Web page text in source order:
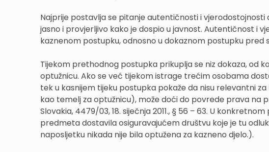
Najprije postavlja se pitanje autentičnosti i vjerodostojnosti
jasno i provjerljivo kako je dospio u javnost. Autentičnost i
kaznenom postupku, odnosno u dokaznom postupku pred
Tijekom prethodnog postupka prikuplja se niz dokaza, od
optužnicu. Ako se već tijekom istrage trećim osobama
tek u kasnijem tijeku postupka pokaže da nisu relevantni
kao temelj za optužnicu), može doći do povrede prava na
Slovakia, 4479/03, 18. siječnja 2011., § 56 – 63. U
predmeta dostavila osiguravajućem društvu koje je tu
naposljetku nikada nije bila optužena za kazneno djelo.).